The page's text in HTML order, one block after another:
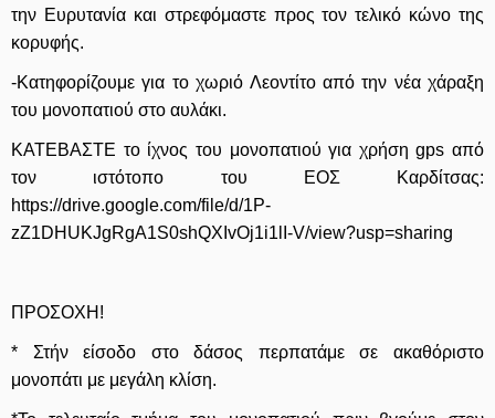
την Ευρυτανία και στρεφόμαστε προς τον τελικό κώνο της
κορυφής.
-Κατηφορίζουμε για το χωριό Λεοντίτο από την νέα χάραξη
του μονοπατιού στο αυλάκι.
ΚΑΤΕΒΑΣΤΕ το ίχνος του μονοπατιού για χρήση gps από
τον ιστότοπο του ΕΟΣ Καρδίτσας:
https://drive.google.com/file/d/1P-
zZ1DHUKJgRgA1S0shQXIvOj1i1lI-V/view?usp=sharing
ΠΡΟΣΟΧΗ!
* Στήν είσοδο στο δάσος περπατάμε σε ακαθόριστο
μονοπάτι με μεγάλη κλίση.